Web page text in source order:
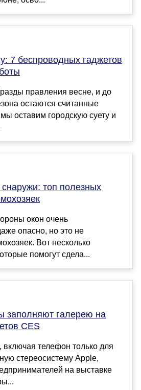
7 беспроводных гаджетов
правления весне, и до
остаются считанные
оставим городскую суету и
топ полезных
окон очень
опасно, но это не
Вот несколько
помогут сдела...
заполняют галерею на
CES
включая телефон только для
стереосистему Apple,
на выставке